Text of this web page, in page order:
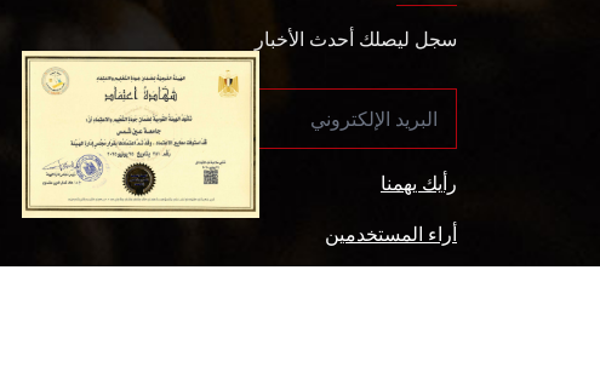
سجل ليصلك أحدث الأخبار
رأيك يهمنا
أراء المستخدمين